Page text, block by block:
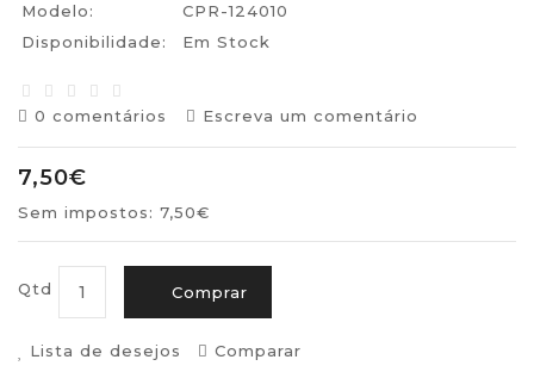
Modelo:
CPR-124010
Disponibilidade:
Em Stock
0 comentários Escreva um comentário
7,50€
Sem impostos: 7,50€
Qtd Comprar
Lista de desejos Comparar